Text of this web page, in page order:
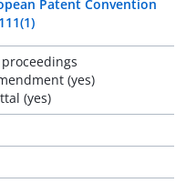
Patent Convention
(yes)
(yes)